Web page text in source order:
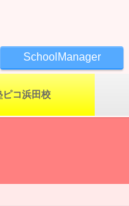
SchoolManager
ピコ浜田校